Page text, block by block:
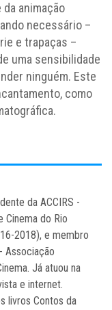
animação
necessário –
e trapaças –
uma sensibilidade
ninguém. Este
como
da ACCIRS -
Cinema do Rio
2018), e membro
Associação
Já atuou na
e internet.
livros Contos da